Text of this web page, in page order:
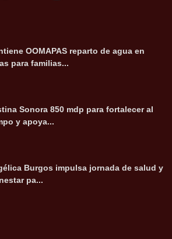
OOMAPAS reparto de agua en
para familias...
Sonora 850 mdp para fortalecer al
y apoya...
Burgos impulsa jornada de salud y
pa...